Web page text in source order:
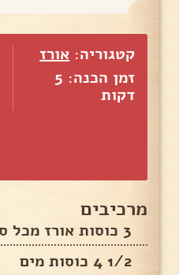
קטגוריה: אורז
זמן הכנה: 5
דקות
מרכיבים
3 כוסות אורז מכל סוג שאוהבים
1/2 4 כוסות מים